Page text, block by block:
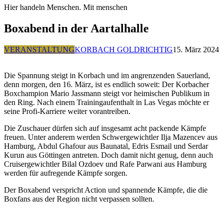
Hier handeln Menschen. Mit menschen
Boxabend in der Aartalhalle
VERANSTALTUNGKORBACH GOLDRICHTIG15. März 2024
Die Spannung steigt in Korbach und im angrenzenden Sauerland,
denn morgen, den 16. März, ist es endlich soweit: Der Korbacher
Boxchampion Mario Jassmann steigt vor heimischen Publikum in
den Ring. Nach einem Trainingaufenthalt in Las Vegas möchte er
seine Profi-Karriere weiter vorantreiben.
Die Zuschauer dürfen sich auf insgesamt acht packende Kämpfe
freuen. Unter anderem werden Schwergewichtler Ilja Mazencev aus
Hamburg, Abdul Ghafour aus Baunatal, Edris Esmail und Serdar
Kurun aus Göttingen antreten. Doch damit nicht genug, denn auch
Cruisergewichtler Bilal Ozdoev und Rafe Parwani aus Hamburg
werden für aufregende Kämpfe sorgen.
Der Boxabend verspricht Action und spannende Kämpfe, die die
Boxfans aus der Region nicht verpassen sollten.